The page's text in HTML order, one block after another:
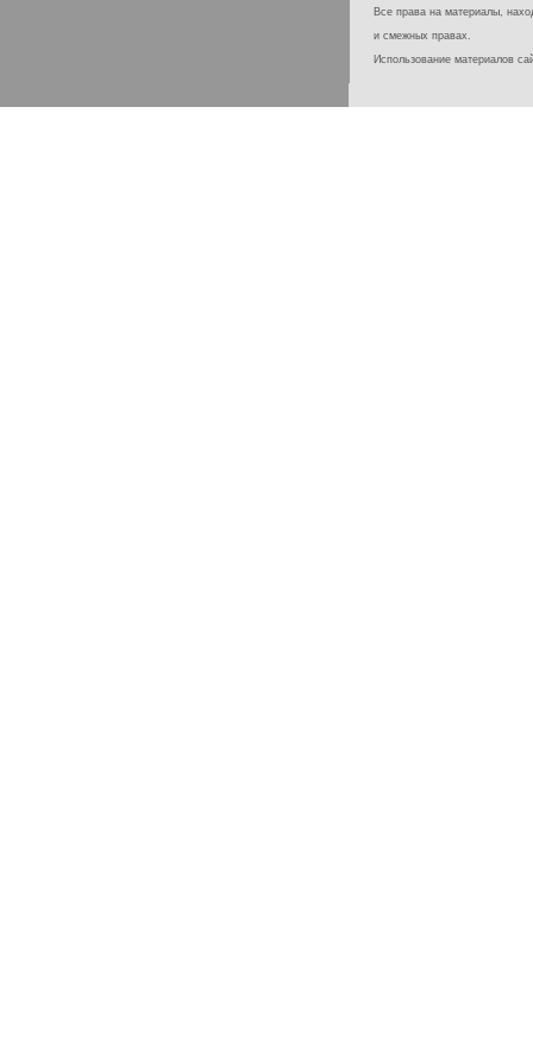
Все права на материалы,
и смежных правах.
Использование материалов